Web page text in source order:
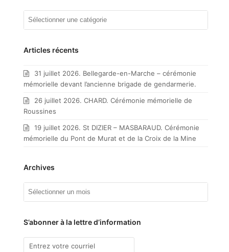
Mes
catégorie
Articles récents
31 juillet 2026. Bellegarde-en-Marche – cérémonie
mémorielle devant l’ancienne brigade de gendarmerie.
26 juillet 2026. CHARD. Cérémonie mémorielle de
Roussines
19 juillet 2026. St DIZIER – MASBARAUD. Cérémonie
mémorielle du Pont de Murat et de la Croix de la Mine
Archives
S’abonner à la lettre d’information